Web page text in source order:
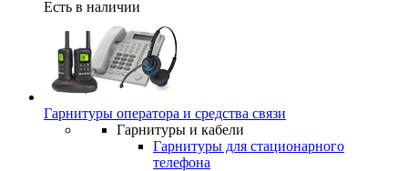
Есть в наличии
Гарнитуры оператора и средства связи
Гарнитуры и кабели
Гарнитуры для стационарного
телефона